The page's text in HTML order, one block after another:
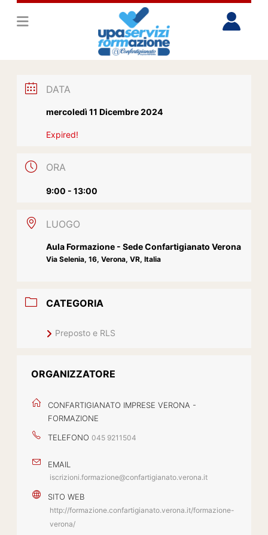
DATA
mercoledì 11 Dicembre 2024
Expired!
ORA
9:00 - 13:00
LUOGO
Aula Formazione - Sede Confartigianato Verona
Via Selenia, 16, Verona, VR, Italia
CATEGORIA
Preposto e RLS
ORGANIZZATORE
CONFARTIGIANATO IMPRESE VERONA -
FORMAZIONE
TELEFONO 045 9211504
EMAIL
iscrizioni.formazione@confartigianato.verona.it
SITO WEB
http://formazione.confartigianato.verona.it/formazione-
verona/